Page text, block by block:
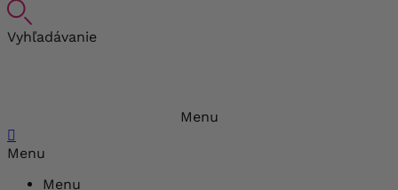
Vyhľadávanie
Menu

Menu
Menu